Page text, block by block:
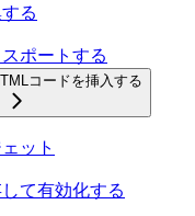
る
ポートする
コードを挿入する
ット
て有効化する